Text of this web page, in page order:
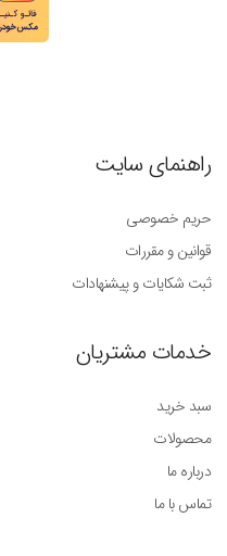
راهنمای سایت
حریم خصوصی
قوانین و مقررات
ثبت شکایات و پیشنهادات
خدمات مشتریان
سبد خرید
محصولات
درباره ما
تماس با ما